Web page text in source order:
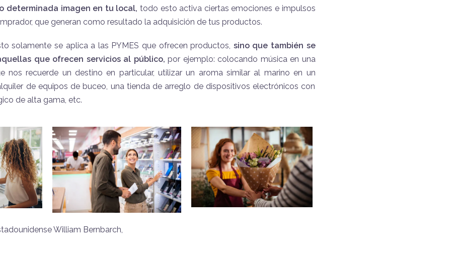
determinada imagen en tu local, todo esto activa ciertas emociones e impulsos
que generan como resultado la adquisición de tus productos.
solamente se aplica a las PYMES que ofrecen productos, sino que también se
que ofrecen servicios al público, por ejemplo: colocando música en una
nos recuerde un destino en particular, utilizar un aroma similar al marino en un
de equipos de buceo, una tienda de arreglo de dispositivos electrónicos con
de alta gama, etc.
William Bernbarch,